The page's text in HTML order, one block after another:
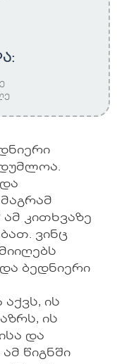
კითხვაზე
ვინც
ბედნიერი
ის
ის
და
წიგნში